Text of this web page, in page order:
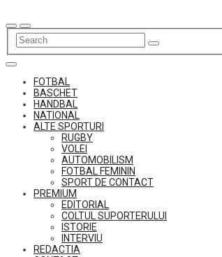
to
content
FOTBAL
BASCHET
HANDBAL
NATIONAL
ALTE SPORTURI
RUGBY
VOLEI
AUTOMOBILISM
FOTBAL FEMININ
SPORT DE CONTACT
PREMIUM
EDITORIAL
COLTUL SUPORTERULUI
ISTORIE
INTERVIU
REDACTIA